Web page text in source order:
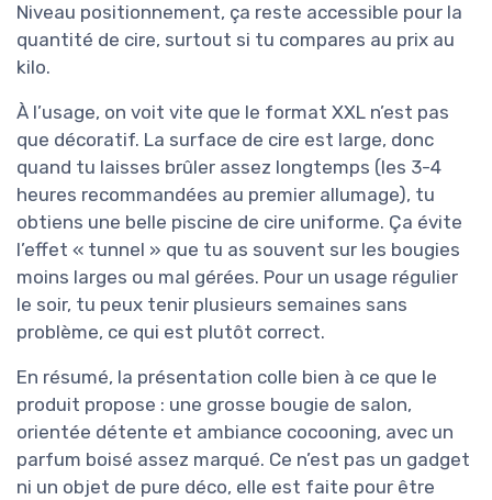
Niveau positionnement, ça reste accessible pour la
quantité de cire, surtout si tu compares au prix au
kilo.
À l’usage, on voit vite que le format XXL n’est pas
que décoratif. La surface de cire est large, donc
quand tu laisses brûler assez longtemps (les 3-4
heures recommandées au premier allumage), tu
obtiens une belle piscine de cire uniforme. Ça évite
l’effet « tunnel » que tu as souvent sur les bougies
moins larges ou mal gérées. Pour un usage régulier
le soir, tu peux tenir plusieurs semaines sans
problème, ce qui est plutôt correct.
En résumé, la présentation colle bien à ce que le
produit propose : une grosse bougie de salon,
orientée détente et ambiance cocooning, avec un
parfum boisé assez marqué. Ce n’est pas un gadget
ni un objet de pure déco, elle est faite pour être